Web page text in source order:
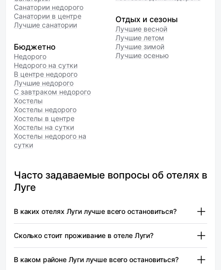
Санатории недорого
Санатории в центре
Лучшие санатории
Бюджетно
Недорого
Недорого на сутки
В центре недорого
Лучшие недорого
С завтраком недорого
Хостелы
Хостелы недорого
Хостелы в центре
Хостелы на сутки
Хостелы недорого на
сутки
Отдых и сезоны
Лучшие весной
Лучшие летом
Лучшие зимой
Лучшие осенью
Часто задаваемые вопросы об отелях в
Луге
В каких отелях Луги лучше всего остановиться?
Globus (Глобус) (3 звезды) — от 1 800 ₽
Тихий уголок — от 4 600 ₽
Сколько стоит проживание в отеле Луги?
Цены на проживание в отелях Луги могут
В каком районе Луги лучше всего остановиться?